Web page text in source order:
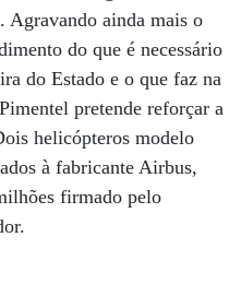
Agravando ainda mais o
do que é necessário
do Estado e o que faz na
pretende reforçar a
helicópteros modelo
à fabricante Airbus,
firmado pelo